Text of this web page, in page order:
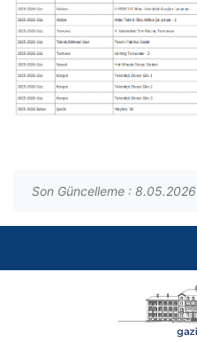
Son Güncelleme : 8.05.2026